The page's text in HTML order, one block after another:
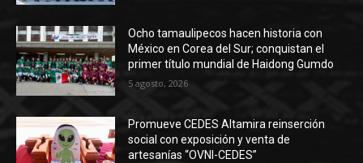
Ocho tamaulipecos hacen historia con
México en Corea del Sur; conquistan el
primer título mundial de Haidong Gumdo
5 agosto, 2026
Promueve CEDES Altamira reinserción
social con exposición y venta de
artesanías “OVNI-CEDES”